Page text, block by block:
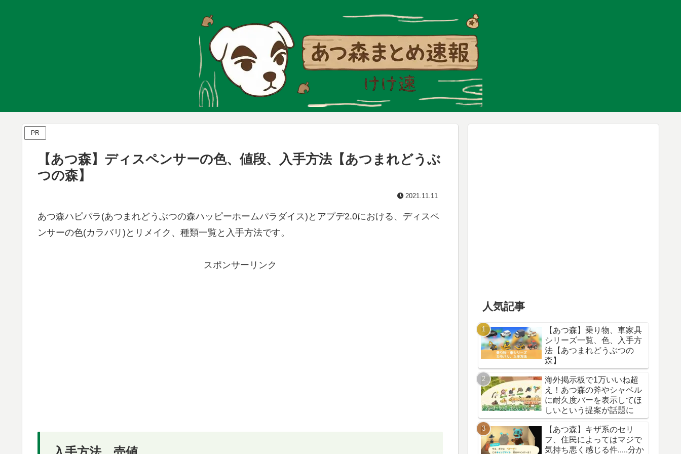
PR
【あつ森】ディスペンサーの色、値段、入手方法【あつまれどうぶ
つの森】
2021.11.11
あつ森ハピパラ(あつまれどうぶつの森ハッピーホームパラダイス)とアプデ2.0における、ディスペ
ンサーの色(カラバリ)とリメイク、種類一覧と入手方法です。
スポンサーリンク
人気記事
【あつ森】乗り物、車家具
シリーズ一覧、色、入手方
法【あつまれどうぶつの
森】
海外掲示板で1万いいね超
え！あつ森の斧やシャベル
に耐久度バーを表示してほ
しいという提案が話題に
【あつ森】キザ系のセリ
フ、住民によってはマジで
気持ち悪く感じる件.....分か